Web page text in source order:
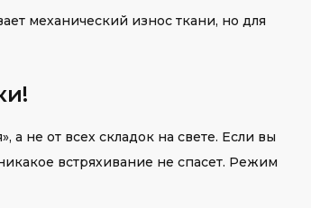
механический износ ткани, но для
не от всех складок на свете. Если вы
встряхивание не спасет. Режим